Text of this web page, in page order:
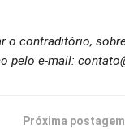
o contraditório,
pelo e-mail:
Próxima postagem